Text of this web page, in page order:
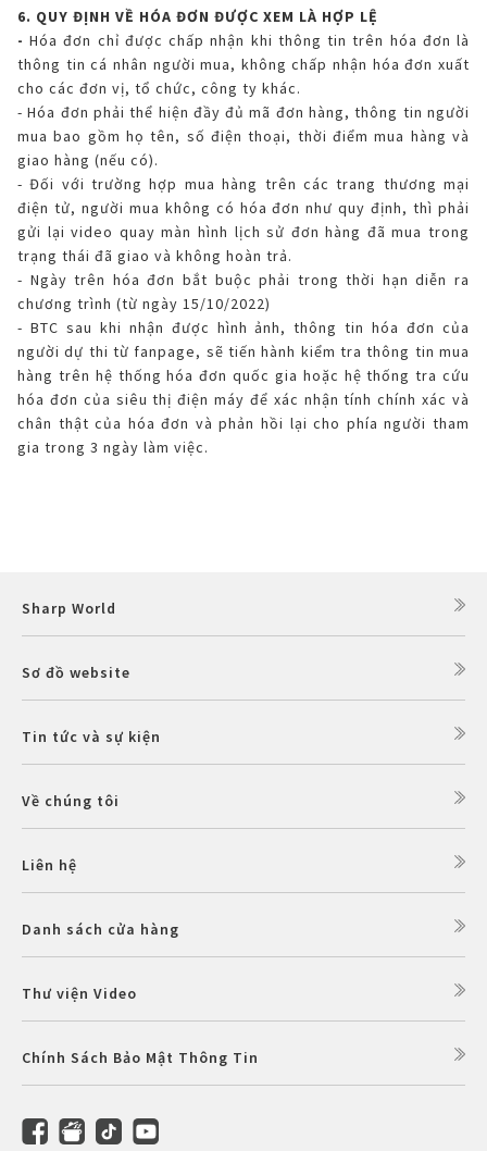
6. QUY ĐỊNH VỀ HÓA ĐƠN ĐƯỢC XEM LÀ HỢP LỆ
-Hóa đơn chỉ được chấp nhận khi thông tin trên hóa đơn là
thông tin cá nhân người mua, không chấp nhận hóa đơn xuất
cho các đơn vị, tổ chức, công ty khác.
- Hóa đơn phải thể hiện đầy đủ mã đơn hàng, thông tin người
mua bao gồm họ tên, số điện thoại, thời điểm mua hàng và
giao hàng (nếu có).
- Đối với trường hợp mua hàng trên các trang thương mại
điện tử, người mua không có hóa đơn như quy định, thì phải
gửi lại video quay màn hình lịch sử đơn hàng đã mua trong
trạng thái đã giao và không hoàn trả.
- Ngày trên hóa đơn bắt buộc phải trong thời hạn diễn ra
chương trình (từ ngày 15/10/2022)
- BTC sau khi nhận được hình ảnh, thông tin hóa đơn của
người dự thi từ fanpage, sẽ tiến hành kiểm tra thông tin mua
hàng trên hệ thống hóa đơn quốc gia hoặc hệ thống tra cứu
hóa đơn của siêu thị điện máy để xác nhận tính chính xác và
chân thật của hóa đơn và phản hồi lại cho phía người tham
gia trong 3 ngày làm việc.
Sharp World
Sơ đồ website
Tin tức và sự kiện
Về chúng tôi
Liên hệ
Danh sách cửa hàng
Thư viện Video
Chính Sách Bảo Mật Thông Tin